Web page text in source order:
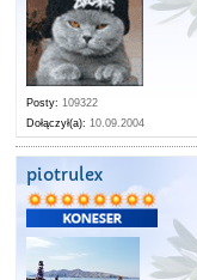
Posty: 109322
Dołączył(a): 10.09.2004
piotrulex